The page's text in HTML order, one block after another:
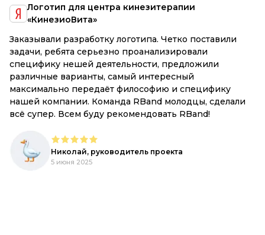
Логотип для центра кинезитерапии
«КинезиоВита»
Заказывали разработку логотипа. Четко поставили
задачи, ребята серьезно проанализировали
специфику нешей деятельности, предложили
различные варианты, самый интересный
максимально передаёт философию и специфику
нашей компании. Команда RBand молодцы, сделали
всё супер. Всем буду рекомендовать RBand!
Николай, руководитель проекта
5 июня 2025